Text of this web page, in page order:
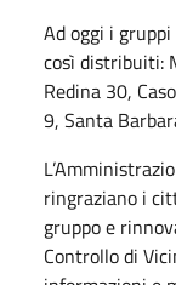
Ad oggi i
così distribuiti:
Redina 30,
9, Santa
ringraziano i
gruppo e
Controllo di